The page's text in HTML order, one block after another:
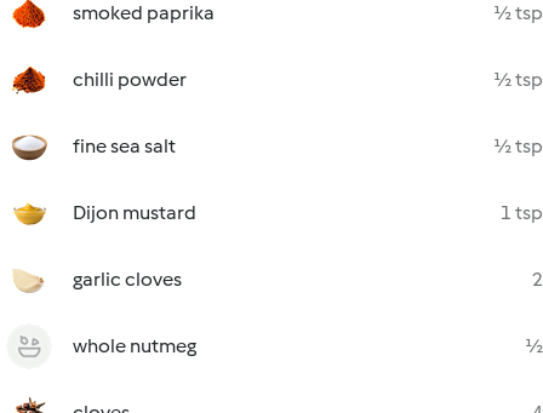
smoked paprika ½ tsp
chilli powder ½ tsp
fine sea salt ½ tsp
Dijon mustard 1 tsp
garlic cloves 2
whole nutmeg ½